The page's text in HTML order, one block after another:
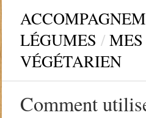
LÉGUMES /
VÉGÉTARIEN
Comment